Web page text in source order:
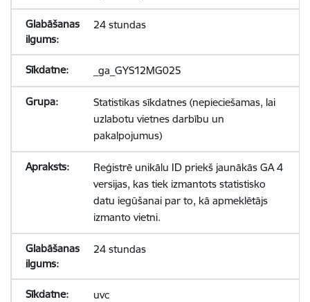
24 stundas
_ga_GYS12MG025
Statistikas sīkdatnes (nepieciešamas, lai
uzlabotu vietnes darbību un
pakalpojumus)
Reģistrē unikālu ID priekš jaunākās GA 4
versijas, kas tiek izmantots statistisko
datu iegūšanai par to, kā apmeklētājs
izmanto vietni.
24 stundas
uvc